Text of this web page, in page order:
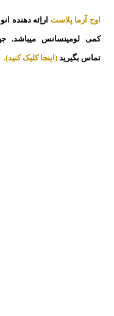
اوج آزما پلاست اراِئه دهنده
کمی لومینسانس میباشد.
تماس بگیرید(اینجا کلیک کنید).